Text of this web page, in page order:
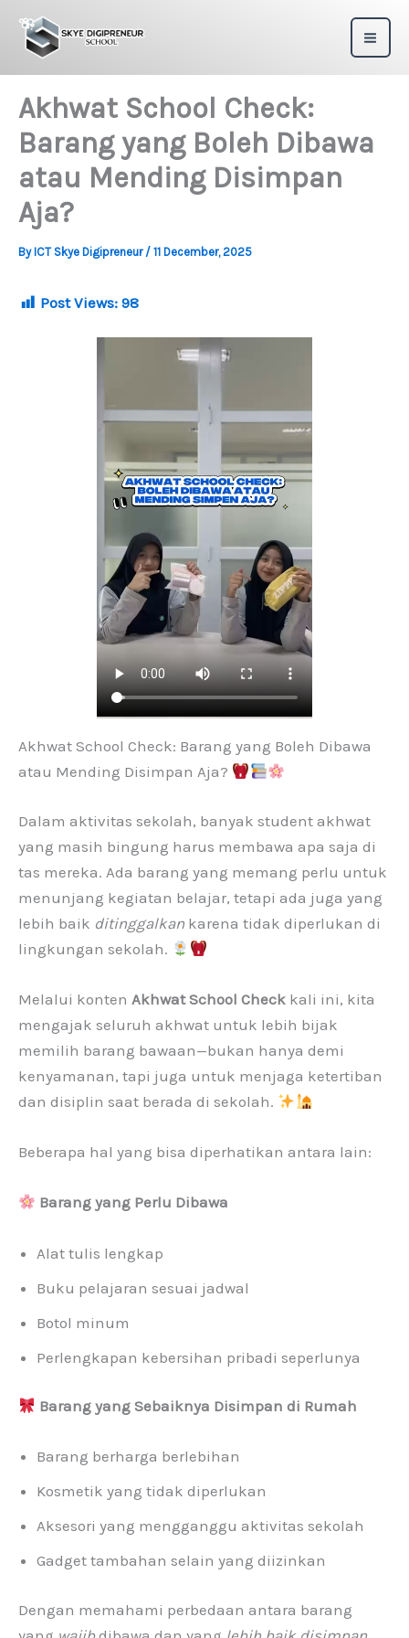
content
Akhwat School Check:
Barang yang Boleh Dibawa
atau Mending Disimpan
Aja?
By ICT Skye Digipreneur / 11 December, 2025
Post Views: 98
Akhwat School Check: Barang yang Boleh Dibawa
atau Mending Disimpan Aja?
Dalam aktivitas sekolah, banyak student akhwat
yang masih bingung harus membawa apa saja di
tas mereka. Ada barang yang memang perlu untuk
menunjang kegiatan belajar, tetapi ada juga yang
lebih baik ditinggalkan karena tidak diperlukan di
lingkungan sekolah.
Melalui konten Akhwat School Check kali ini, kita
mengajak seluruh akhwat untuk lebih bijak
memilih barang bawaan—bukan hanya demi
kenyamanan, tapi juga untuk menjaga ketertiban
dan disiplin saat berada di sekolah.
Beberapa hal yang bisa diperhatikan antara lain:
Barang yang Perlu Dibawa
Alat tulis lengkap
Buku pelajaran sesuai jadwal
Botol minum
Perlengkapan kebersihan pribadi seperlunya
Barang yang Sebaiknya Disimpan di Rumah
Barang berharga berlebihan
Kosmetik yang tidak diperlukan
Aksesori yang mengganggu aktivitas sekolah
Gadget tambahan selain yang diizinkan
Dengan memahami perbedaan antara barang